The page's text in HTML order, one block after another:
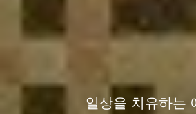
일상을 치유하는